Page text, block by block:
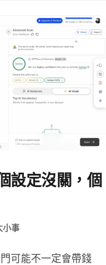
設定沒關，個
小事
可能不一定會帶錢